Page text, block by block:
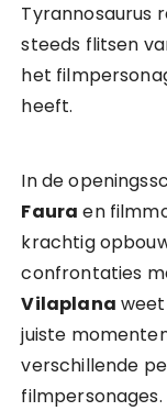
Tyrannosaurus
steeds flitsen
het
heeft.
In de
Faura en
krachtig
confrontaties
Vilaplana
juiste
verschillende